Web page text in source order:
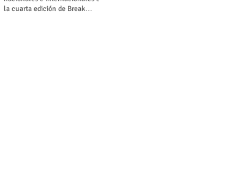
la cuarta edición de Break